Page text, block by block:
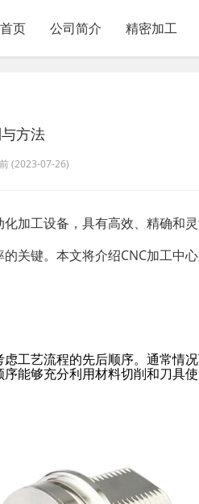
首页 公司简介 精密加工
方法
(2023-07-26)
加工设备，具有高效、精确和
关键。本文将介绍CNC加工中
工艺流程的先后顺序。通常情
能够充分利用材料切削和刀具